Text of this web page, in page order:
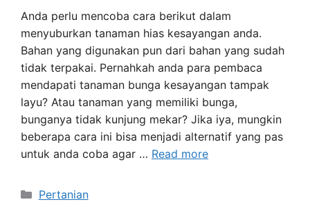
Anda perlu mencoba cara berikut dalam
menyuburkan tanaman hias kesayangan anda.
Bahan yang digunakan pun dari bahan yang sudah
tidak terpakai. Pernahkah anda para pembaca
mendapati tanaman bunga kesayangan tampak
layu? Atau tanaman yang memiliki bunga,
bunganya tidak kunjung mekar? Jika iya, mungkin
beberapa cara ini bisa menjadi alternatif yang pas
untuk anda coba agar … Read more
Categories
Pertanian